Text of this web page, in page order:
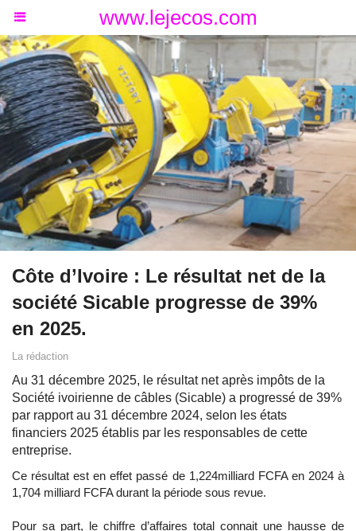
www.lejecos.com
Côte d’Ivoire : Le résultat net de la
société Sicable progresse de 39%
en 2025.
La rédaction
Au 31 décembre 2025, le résultat net après impôts de la
Société ivoirienne de câbles (Sicable) a progressé de 39%
par rapport au 31 décembre 2024, selon les états
financiers 2025 établis par les responsables de cette
entreprise.
Ce résultat est en effet passé de 1,224milliard FCFA en 2024 à
1,704 milliard FCFA durant la période sous revue.
Pour sa part, le chiffre d’affaires total connait une hausse de